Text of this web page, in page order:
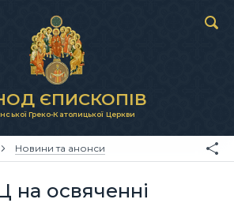
ЄПИСКОПІВ
Греко-Католицької Церкви
Новини та анонси
на освяченні